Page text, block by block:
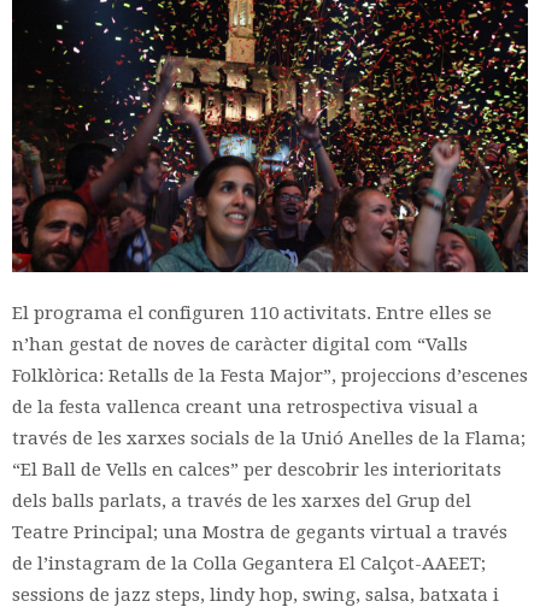
El programa el configuren 110 activitats. Entre elles se
n’han gestat de noves de caràcter digital com “Valls
Folklòrica: Retalls de la Festa Major”, projeccions d’escenes
de la festa vallenca creant una retrospectiva visual a
través de les xarxes socials de la Unió Anelles de la Flama;
“El Ball de Vells en calces” per descobrir les interioritats
dels balls parlats, a través de les xarxes del Grup del
Teatre Principal; una Mostra de gegants virtual a través
de l’instagram de la Colla Gegantera El Calçot-AAEET;
sessions de jazz steps, lindy hop, swing, salsa, batxata i